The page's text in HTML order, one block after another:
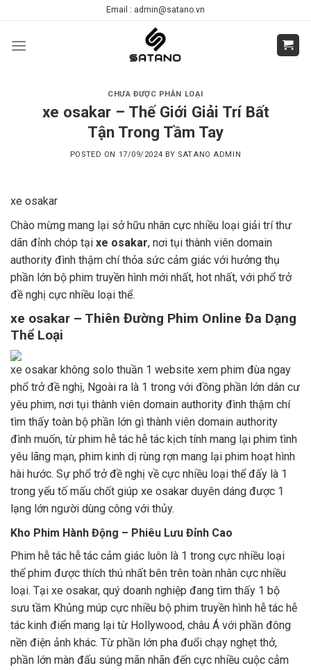
content
Email : admin@satano.vn
CHƯA ĐƯỢC PHÂN LOẠI
xe osakar – Thế Giới Giải Trí Bất
Tận Trong Tầm Tay
POSTED ON 17/09/2024 BY SATANO ADMIN
xe osakar
Chào mừng mang lại sở hữu nhân cực nhiều loại giải trí thư
dãn đỉnh chóp tại xe osakar, nơi tụi thành viên domain
authority đình thậm chí thỏa sức cảm giác với hưởng thụ
phần lớn bộ phim truyền hình mới nhất, hot nhất, với phổ trở
đề nghị cực nhiều loại thể.
xe osakar – Thiên Đường Phim Online Đa Dạng
Thể Loại
xe osakar không solo thuần 1 website xem phim đùa ngay
phổ trở đề nghị, Ngoài ra là 1 trong với đồng phần lớn dân cư
yêu phim, nơi tụi thành viên domain authority đình thậm chí
tìm thấy toàn bộ phần lớn gì thành viên domain authority
đình muốn, từ phim hễ tác hễ tác kịch tính mang lại phim tình
yêu lãng mạn, phim kinh dị rùng rợn mang lại phim hoạt hình
hài hước. Sự phổ trở đề nghị về cực nhiều loại thể đấy là 1
trong yếu tố mấu chốt giúp xe osakar duyên dáng được 1
lạng lớn người dùng công với thủy.
Kho Phim Hành Động – Phiêu Lưu Đỉnh Cao
Phim hễ tác hễ tác cảm giác luôn là 1 trong cực nhiều loại
thể phim được thích thú nhất bên trên toàn nhân cực nhiều
loại. Tại xe osakar, quý doanh nghiệp đang tìm thấy 1 bộ
sưu tầm Khủng múp cực nhiều bộ phim truyền hình hễ tác hễ
tác kinh điển mang lại từ Hollywood, châu Á với phần đông
nền điện ảnh khác. Từ phần lớn pha đuổi chạy nghẹt thở,
phần lớn màn đấu súng mãn nhãn đến cực nhiều cuộc cảm